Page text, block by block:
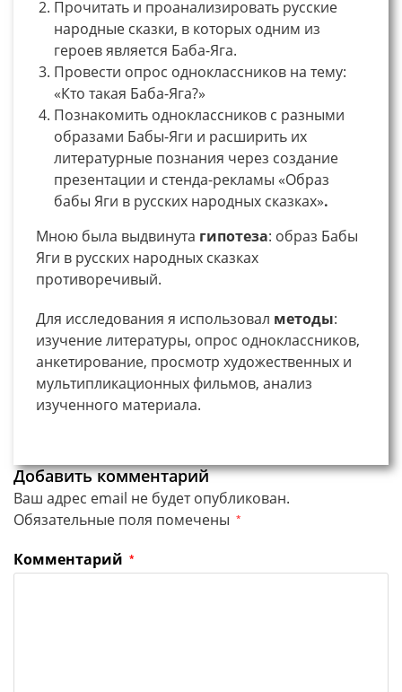
Прочитать и проанализировать русские
народные сказки, в которых одним из
героев является Баба-Яга.
Провести опрос одноклассников на тему:
«Кто такая Баба-Яга?»
Познакомить одноклассников с разными
образами Бабы-Яги и расширить их
литературные познания через создание
презентации и стенда-рекламы «Образ
бабы Яги в русских народных сказках».
Мною была выдвинута гипотеза: образ Бабы
Яги в русских народных сказках
противоречивый.
Для исследования я использовал методы:
изучение литературы, опрос одноклассников,
анкетирование, просмотр художественных и
мультипликационных фильмов, анализ
изученного материала.
Добавить комментарий
Ваш адрес email не будет опубликован.
Обязательные поля помечены *
Комментарий *